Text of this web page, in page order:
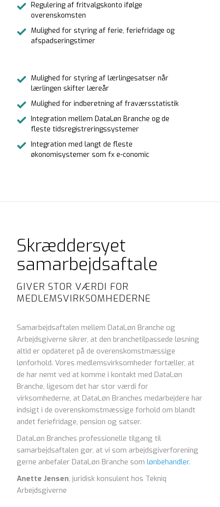
Regulering af fritvalgskonto ifølge
overenskomsten
Mulighed for styring af ferie, feriefridage og
afspadseringstimer
Mulighed for styring af lærlingesatser når
lærlingen skifter læreår
Mulighed for indberetning af fraværsstatistik
Integration mellem DataLøn Branche og de
fleste tidsregistreringssystemer
Integration med langt de fleste
økonomisystemer som fx e-conomic
Skræddersyet
samarbejdsaftale
GIVER STOR VÆRDI FOR
MEDLEMSVIRKSOMHEDERNE
Samarbejdsaftalen mellem DataLøn Branche og
Arbejdsgiverne sikrer, at den branchetilpassede løsning
altid er opdateret på de overenskomstmæssige
lønforhold. Vores medlemsvirksomheder fortæller, at
de har nemt ved at komme i kontakt med DataLøn
Branche, ligesom det har stor værdi for
virksomhederne, at DataLøn Branches medarbejdere har
indsigt i de overenskomstmæssige forhold om blandt
andet feriefridage, pension og satser.
DataLøn Branches professionelle tilgang til
samarbejdsaftalen gør, at vi som arbejdsgiverforening
gerne anbefaler DataLøn Branche som lønbehandler.
Anette Jensen, juridisk konsulent hos Tekniq
Arbejdsgiverne